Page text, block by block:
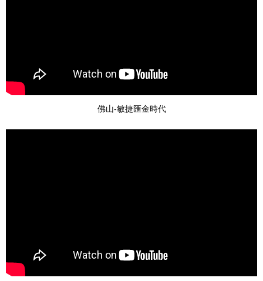
佛山-敏捷匯金時代